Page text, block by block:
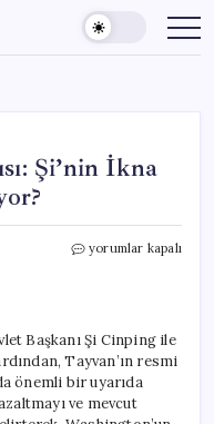
Şi’nin İkna
Trump’ın
Çabaları
Etkili
Mi
Oluyor?
için
yorumlar kapalı
Başkanı Şi Cinping ile
Tayvan’ın resmi
önemli bir uyarıda
ve mevcut